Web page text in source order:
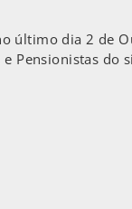
último dia 2 de
Pensionistas